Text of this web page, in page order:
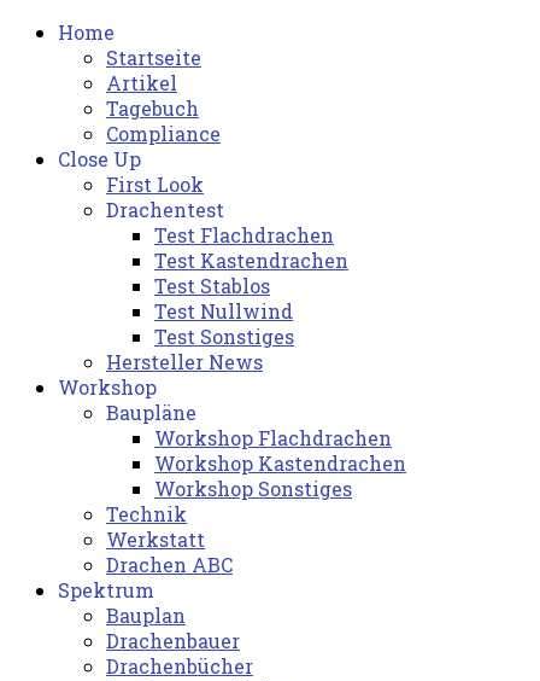
Home
Startseite
Artikel
Tagebuch
Compliance
Close Up
First Look
Drachentest
Test Flachdrachen
Test Kastendrachen
Test Stablos
Test Nullwind
Test Sonstiges
Hersteller News
Workshop
Baupläne
Workshop Flachdrachen
Workshop Kastendrachen
Workshop Sonstiges
Technik
Werkstatt
Drachen ABC
Spektrum
Bauplan
Drachenbauer
Drachenbücher